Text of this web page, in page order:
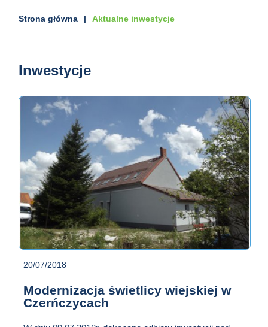
Strona główna Aktualne inwestycje
Inwestycje
20/07/2018
Modernizacja świetlicy wiejskiej w
Czerńczycach